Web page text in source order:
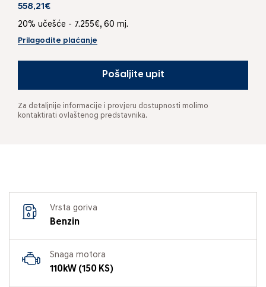
558,21€
20% učešće - 7.255€, 60 mj.
Prilagodite plaćanje
Pošaljite upit
Za detaljnije informacije i provjeru dostupnosti molimo
kontaktirati ovlaštenog predstavnika.
Vrsta goriva
Benzin
Snaga motora
110kW (150 KS)